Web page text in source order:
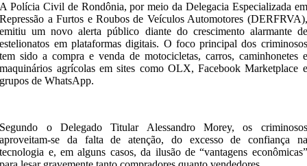
A Polícia Civil de Rondônia, por meio da Delegacia Especializada em
Repressão a Furtos e Roubos de Veículos Automotores (DERFRVA),
emitiu um novo alerta público diante do crescimento alarmante de
estelionatos em plataformas digitais. O foco principal dos criminosos
tem sido a compra e venda de motocicletas, carros, caminhonetes e
maquinários agrícolas em sites como OLX, Facebook Marketplace e
grupos de WhatsApp.
Segundo o Delegado Titular Alessandro Morey, os criminosos
aproveitam-se da falta de atenção, do excesso de confiança na
tecnologia e, em alguns casos, da ilusão de “vantagens econômicas”